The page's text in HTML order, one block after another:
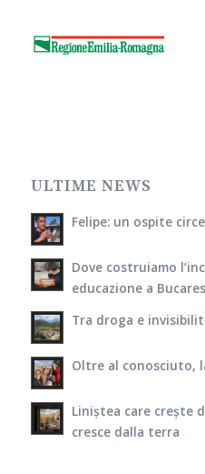
ULTIME NEWS
Felipe: un ospite
Dove costruiamo
educazione a
Tra droga e
Oltre al conosciuto,
Liniștea care crește
cresce dalla terra